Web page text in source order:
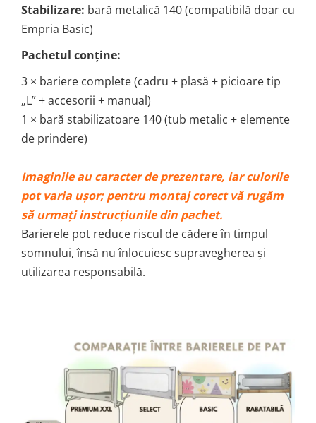
Stabilizare: bară metalică 140 (compatibilă doar cu
Empria Basic)
Pachetul conține:
3 × bariere complete (cadru + plasă + picioare tip
„L” + accesorii + manual)
1 × bară stabilizatoare 140 (tub metalic + elemente
de prindere)
Imaginile au caracter de prezentare, iar culorile
pot varia ușor; pentru montaj corect vă rugăm
să urmați instrucțiunile din pachet.
Barierele pot reduce riscul de cădere în timpul
somnului, însă nu înlocuiesc supravegherea și
utilizarea responsabilă.